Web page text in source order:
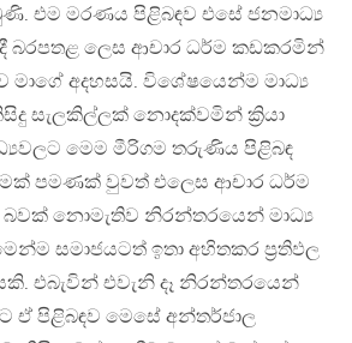
එම මරණය පිළිබඳව එසේ ජනමාධ්‍ය
බරපතළ ලෙස ආචාර ධර්ම කඩකරමින්
මාගේ අදහසයි. විශේෂයෙන්ම මාධ්‍ය
සැලකිල්ලක් නොදක්වමින් ක්‍රියා
මෙම මීරිගම තරුණිය පිළිබඳ
පමණක් වුවත් එලෙස ආචාර ධර්ම
නොමැතිව නිරන්තරයෙන් මාධ්‍ය
සමාජයටත් ඉතා අහිතකර ප්‍රතිඵල
එබැවින් එවැනි දෑ නිරන්තරයෙන්
ඒ පිළිබඳව මෙසේ අන්තර්ජාල